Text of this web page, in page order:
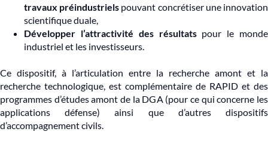
travaux préindustriels pouvant concrétiser une innovation
scientifique duale,
Développer l’attractivité des résultatspour le monde
industriel et les investisseurs.
Ce dispositif, à l’articulation entre la recherche amont et la
recherche technologique, est complémentaire de RAPID et des
programmes d’études amont de la DGA (pour ce qui concerne les
applications défense) ainsi que d’autres dispositifs
d’accompagnement civils.